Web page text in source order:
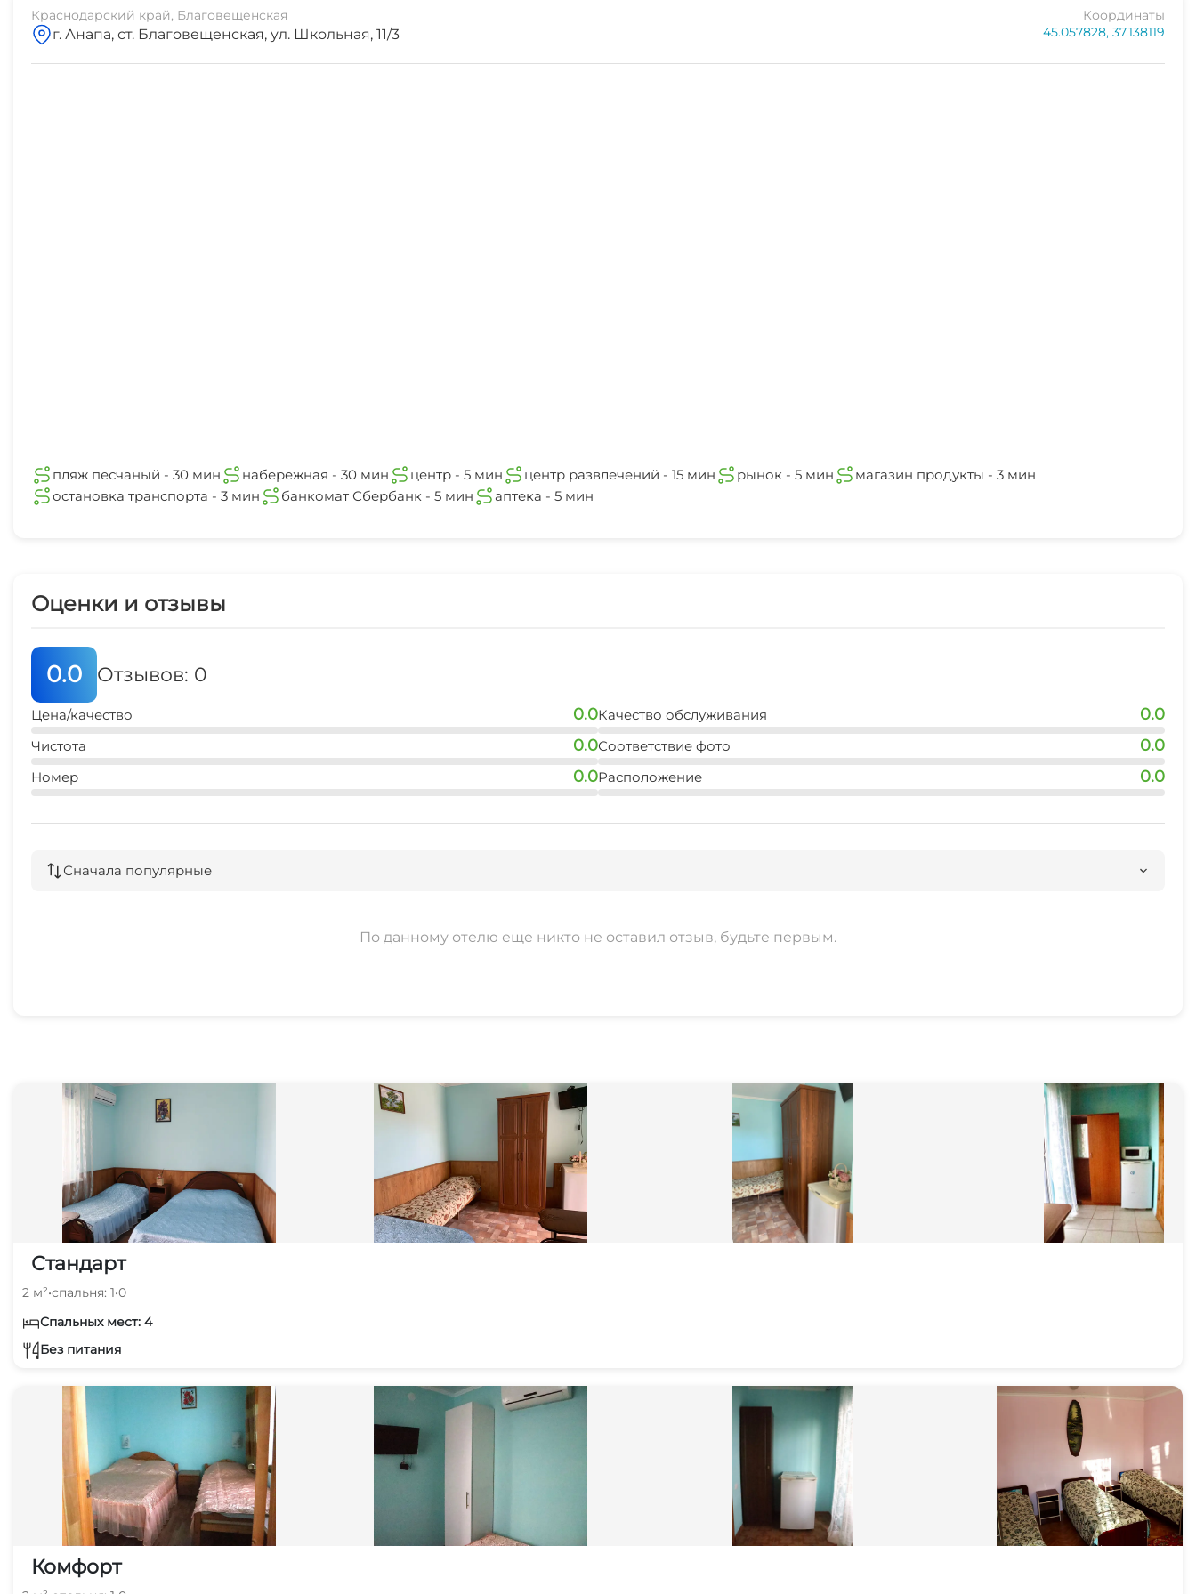
Краснодарский край, Благовещенская
г. Анапа, ст. Благовещенская, ул. Школьная, 11/3
Координаты
45.057828, 37.138119
пляж песчаный - 30 мин набережная - 30 мин центр - 5 мин центр развлечений - 15 мин рынок - 5 мин
магазин продукты - 3 мин
остановка транспорта - 3 мин
банкомат Сбербанк - 5 мин аптека - 5 мин
Оценки и отзывы
0.0 Отзывов: 0
Цена/качество 0.0
Чистота 0.0
Номер 0.0
Качество обслуживания 0.0
Соответствие фото 0.0
Расположение 0.0
Сначала популярные
По данному отелю еще никто не оставил отзыв, будьте первым.
Стандарт
2 м²•спальня: 1•0
Спальных мест: 4
Без питания
Комфорт